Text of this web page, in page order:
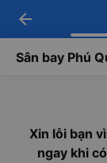
arrow_back
Sân bay Phú
Xin lỗi bạn
ngay khi